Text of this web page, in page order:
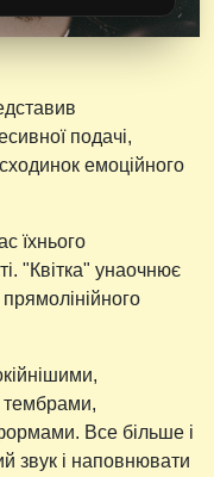
подачі,
емоційного
їхнього
"Квітка" унаочнює
тембрами,
Все більше і
звук і наповнювати